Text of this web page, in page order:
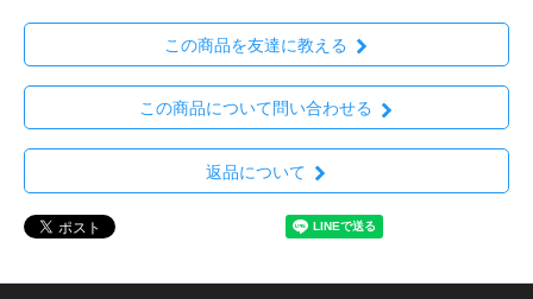
この商品を友達に教える
この商品について問い合わせる
返品について